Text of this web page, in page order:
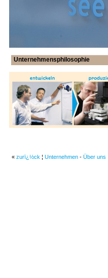
Unternehmensphilosophie
« zurï¿½ck ¦ Unternehmen - Über uns